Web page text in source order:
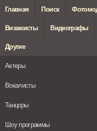
Главная Поиск
Визажисты Видеографы
Другие
Актеры
Вокалисты
Танцоры
Шоу программы